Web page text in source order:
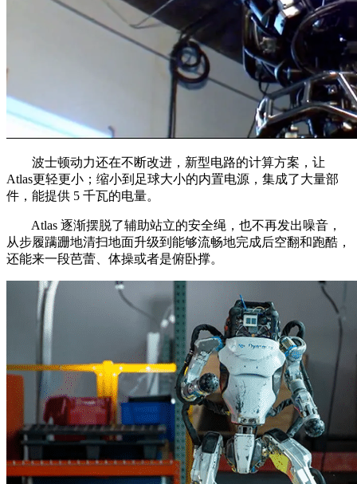
波士顿动力还在不断改进，新型电路的计算方案，让
Atlas更轻更小；缩小到足球大小的内置电源，集成了大量部
件，能提供 5 千瓦的电量。
Atlas 逐渐摆脱了辅助站立的安全绳，也不再发出噪音，
从步履蹒跚地清扫地面升级到能够流畅地完成后空翻和跑酷，
还能来一段芭蕾、体操或者是俯卧撑。